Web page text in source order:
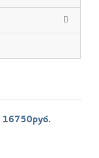
16750руб.